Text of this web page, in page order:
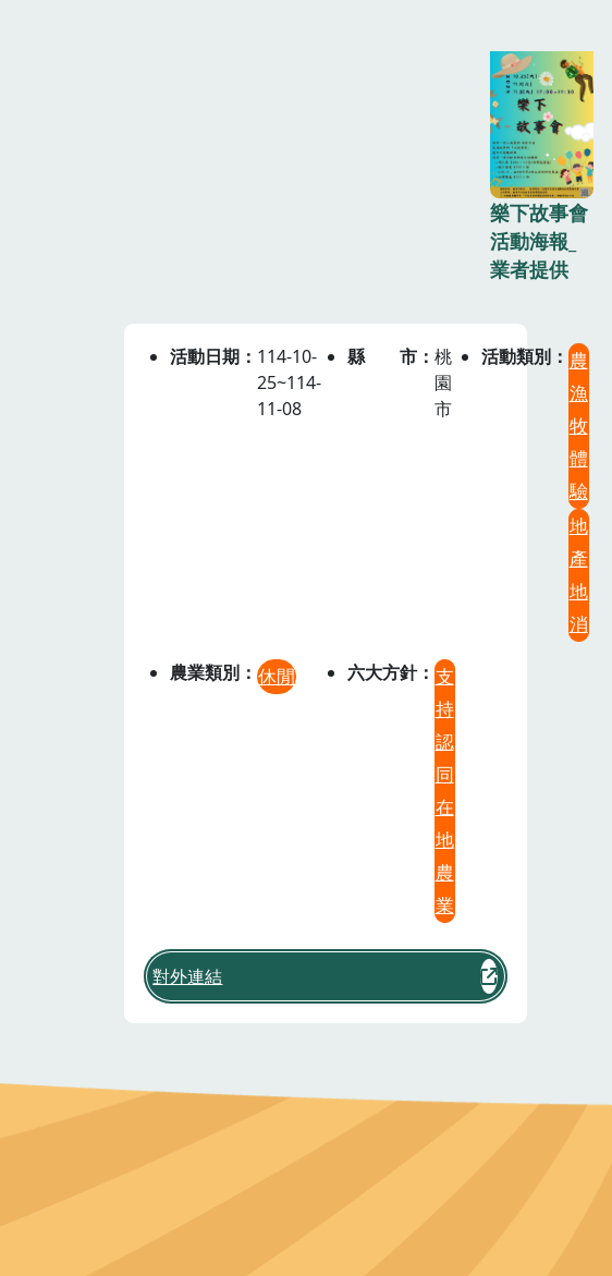
樂下故事會
活動海報_
業者提供
活動日期
114-10-
25~114-
11-08
縣市
桃
園
市
活動類別
農
漁
牧
體
驗
地
產
地
消
農業類別 休閒 六大方針
支
持
認
同
在
地
農
業
對外連結